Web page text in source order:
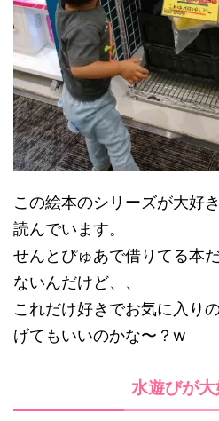
この絵本のシリーズが大好
読んでいます。
せんとぴゅあで借りてる本
ないんだけど、、
これだけ好きでお気に入り
げてもいいのかな〜？w
水遊びが大